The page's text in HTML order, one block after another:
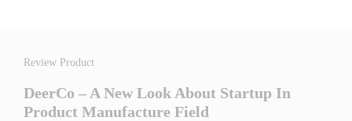
Review Product
DeerCo – A New Look About Startup In
Product Manufacture Field